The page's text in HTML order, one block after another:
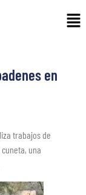
en
trabajos de
una